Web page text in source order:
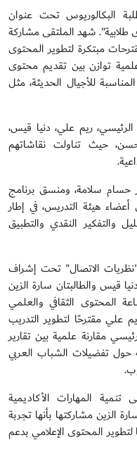
البكالوريوس تحت عنوان
طلابية". شهد الملتقى مشاركة
مبتكرة لتطوير المحتوى
توازن بين تقديم محتوى
للأجيال الحديثة، مثل
ريم علي، دنيا قيس،
حيث تناولت نقاشاتهم
حسام سلامة، ومنسق برنامج
هيئة التدريس، في إطار
والتفكير النقدي والتطبيق
الاتصال" تحت إشراف
قيس والطالبتان سارة الزين
المحتوى الثقافي والعلمي
مقترحًا لتطوير التدريب
مقارنة علمية بين تقارير
حول تفضيلات الشباب العربي
المهارات الأكاديمية
الزين مشاركتها بأنها تجربة
المحتوى الإعلامي بدعم